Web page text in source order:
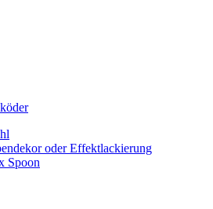
oder Effektlackierung
Spoon